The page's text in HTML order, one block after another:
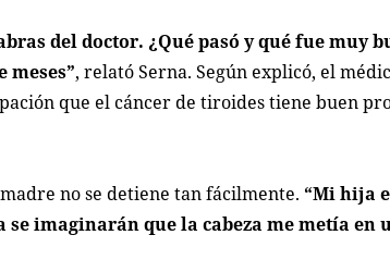
del doctor. ¿Qué pasó y qué fue muy
, relató Serna. Según explicó, el
que el cáncer de tiroides tiene buen
no se detiene tan fácilmente. “Mi hija
imaginarán que la cabeza me metía en